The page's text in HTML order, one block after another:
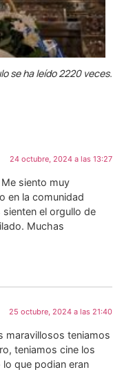
se ha leído 2220 veces.
24 octubre, 2024 a las 13:27
siento muy
en la comunidad
el orgullo de
Muchas
25 octubre, 2024 a las 21:40
maravillosos teniamos
teniamos cine los
que podian eran